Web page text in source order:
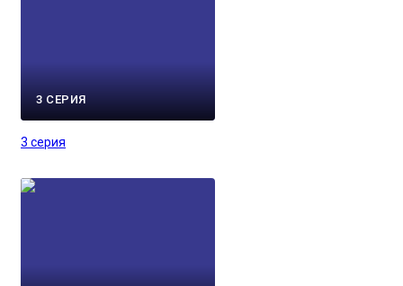
3 СЕРИЯ
3 серия